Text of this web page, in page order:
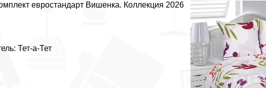
евростандарт Вишенка. Коллекция 2026
Тет-а-Тет